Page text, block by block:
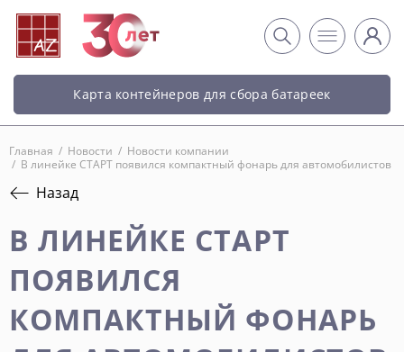
Карта контейнеров для сбора батареек
Главная / Новости / Новости компании
/ В линейке СТАРТ появился компактный фонарь для автомобилистов
Назад
В ЛИНЕЙКЕ СТАРТ
ПОЯВИЛСЯ
КОМПАКТНЫЙ ФОНАРЬ